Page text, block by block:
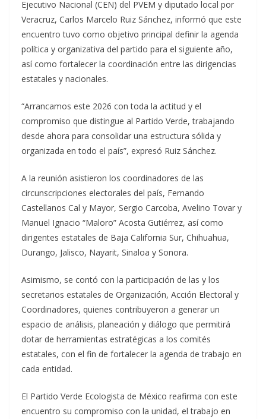
Ejecutivo Nacional (CEN) del PVEM y diputado local por
Veracruz, Carlos Marcelo Ruiz Sánchez, informó que este
encuentro tuvo como objetivo principal definir la agenda
política y organizativa del partido para el siguiente año,
así como fortalecer la coordinación entre las dirigencias
estatales y nacionales.
“Arrancamos este 2026 con toda la actitud y el
compromiso que distingue al Partido Verde, trabajando
desde ahora para consolidar una estructura sólida y
organizada en todo el país”, expresó Ruiz Sánchez.
A la reunión asistieron los coordinadores de las
circunscripciones electorales del país, Fernando
Castellanos Cal y Mayor, Sergio Carcoba, Avelino Tovar y
Manuel Ignacio “Maloro” Acosta Gutiérrez, así como
dirigentes estatales de Baja California Sur, Chihuahua,
Durango, Jalisco, Nayarit, Sinaloa y Sonora.
Asimismo, se contó con la participación de las y los
secretarios estatales de Organización, Acción Electoral y
Coordinadores, quienes contribuyeron a generar un
espacio de análisis, planeación y diálogo que permitirá
dotar de herramientas estratégicas a los comités
estatales, con el fin de fortalecer la agenda de trabajo en
cada entidad.
El Partido Verde Ecologista de México reafirma con este
encuentro su compromiso con la unidad, el trabajo en